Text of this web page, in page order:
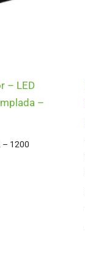
– LED
–
– 1200